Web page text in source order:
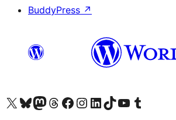
BuddyPress ↗
Bezoek ons X (voorheen Twitter) account
Bezoek ons Bluesky account
Bezoek ons Mastodon account
Bezoek ons Threads account
Onze Facebook pagina bezoeken
Bezoek ons Instagram account
Bezoek ons LinkedIn account
Bezoek ons TikTok account
Bezoek ons YouTube kanaalBezoek ons Tumblr account